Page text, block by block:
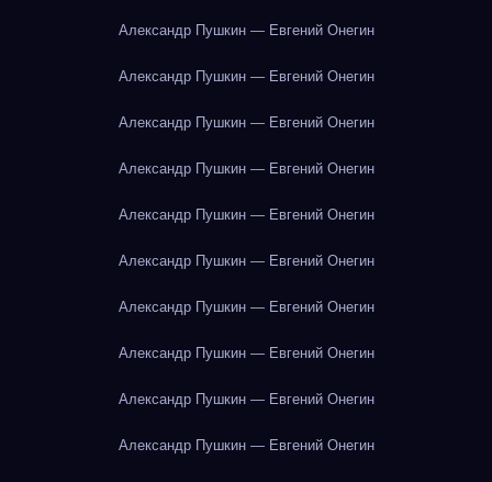
Александр Пушкин — Евгений Онегин
Александр Пушкин — Евгений Онегин
Александр Пушкин — Евгений Онегин
Александр Пушкин — Евгений Онегин
Александр Пушкин — Евгений Онегин
Александр Пушкин — Евгений Онегин
Александр Пушкин — Евгений Онегин
Александр Пушкин — Евгений Онегин
Александр Пушкин — Евгений Онегин
Александр Пушкин — Евгений Онегин